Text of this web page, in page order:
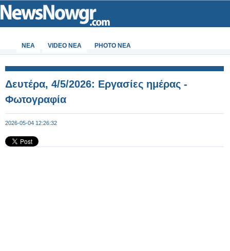
ΝΕΑ VIDEO NEA PHOTO NEA
Δευτέρα, 4/5/2026: Εργασίες ημέρας -
Φωτογραφία
2026-05-04 12:26:32